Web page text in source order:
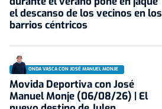
el descanso de los vecinos en los
barrios céntricos
ONDA VASCA CON JOSÉ MANUEL MONJE
Movida Deportiva con José
Manuel Monje (06/08/26) | El